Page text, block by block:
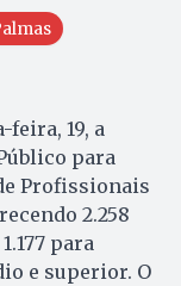
19, a
para
Profissionais
2.258
para
e superior. O